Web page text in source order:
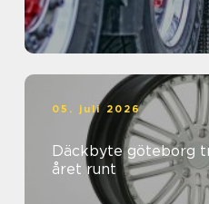
05. juli 2026
Däckbyte göteborg tryggare körning
året runt